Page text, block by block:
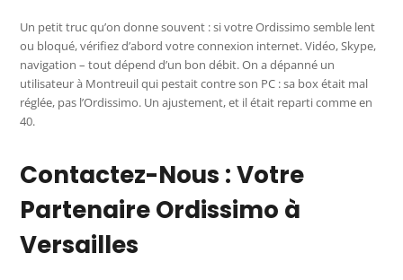
Un petit truc qu’on donne souvent : si votre Ordissimo semble lent
ou bloqué, vérifiez d’abord votre connexion internet. Vidéo, Skype,
navigation – tout dépend d’un bon débit. On a dépanné un
utilisateur à Montreuil qui pestait contre son PC : sa box était mal
réglée, pas l’Ordissimo. Un ajustement, et il était reparti comme en
40.
Contactez-Nous : Votre
Partenaire Ordissimo à
Versailles